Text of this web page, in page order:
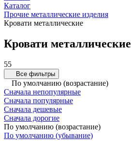
Каталог
Прочие металлические изделия
Кровати металлические
Кровати металлические
55
Все фильтры
По умолчанию (возрастание)
Сначала непопулярные
Сначала популярные
Сначала дешевые
Сначала дорогие
По умолчанию (возрастание)
По умолчанию (убывание)